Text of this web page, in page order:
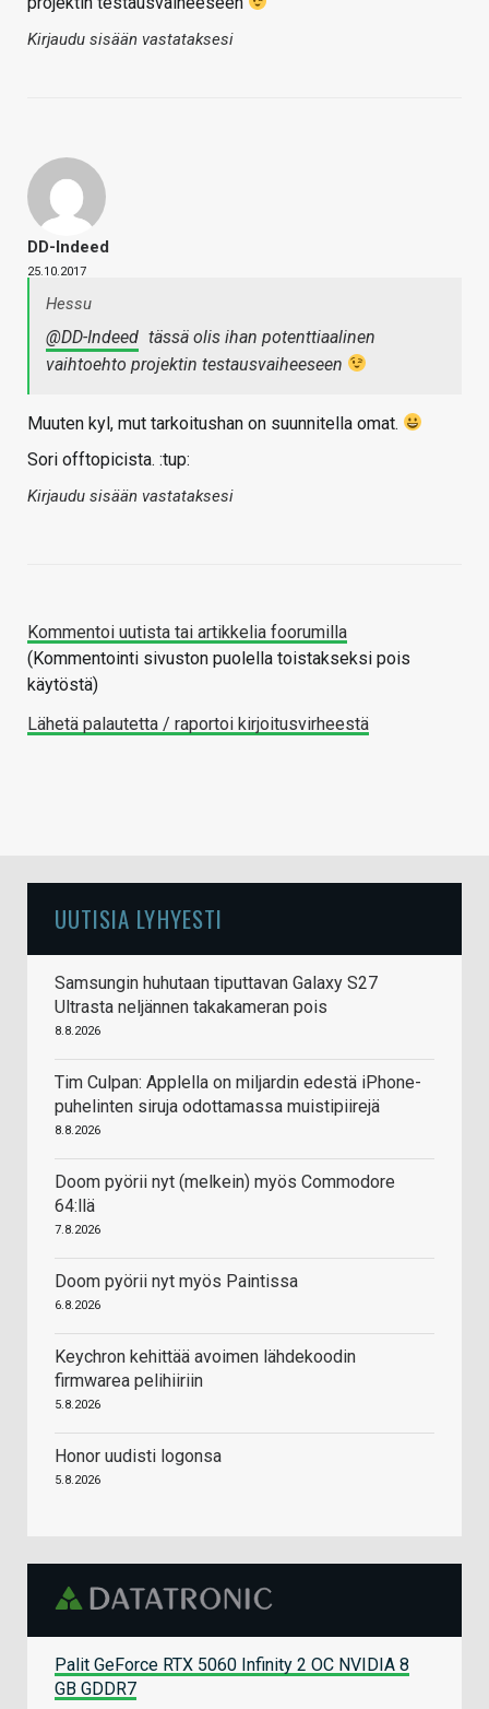
Kirjaudu sisään vastataksesi
DD-Indeed
25.10.2017
Hessu
@DD-Indeed tässä olis ihan potenttiaalinen
vaihtoehto projektin testausvaiheeseen
Muuten kyl, mut tarkoitushan on suunnitella omat.
Sori offtopicista. :tup:
Kirjaudu sisään vastataksesi
Kommentoi uutista tai artikkelia foorumilla
(Kommentointi sivuston puolella toistakseksi pois
käytöstä)
Lähetä palautetta / raportoi kirjoitusvirheestä
UUTISIA LYHYESTI
Samsungin huhutaan tiputtavan Galaxy S27
Ultrasta neljännen takakameran pois
8.8.2026
Tim Culpan: Applella on miljardin edestä iPhone-
puhelinten siruja odottamassa muistipiirejä
8.8.2026
Doom pyörii nyt (melkein) myös Commodore
64:llä
7.8.2026
Doom pyörii nyt myös Paintissa
6.8.2026
Keychron kehittää avoimen lähdekoodin
firmwarea pelihiiriin
5.8.2026
Honor uudisti logonsa
5.8.2026
Palit GeForce RTX 5060 Infinity 2 OC NVIDIA 8
GB GDDR7